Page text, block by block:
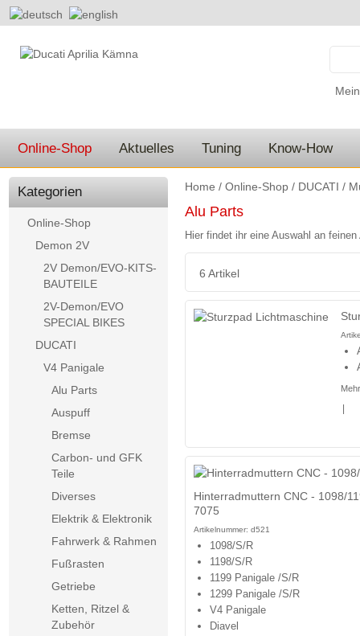
Online-Shop Aktuelles Tuning Know-How
Home / Online-Shop / DUCATI /
Alu Parts
Hier findet ihr eine Auswahl an
6 Artikel
Hinterradmuttern CNC - 1098/
7075
Artikelnummer: d521
1098/S/R
1198/S/R
1199 Panigale /S/R
1299 Panigale /S/R
V4 Panigale
Diavel
Kategorien
Online-Shop
Demon 2V
2V Demon/EVO-KITS-
BAUTEILE
2V-Demon/EVO
SPECIAL BIKES
DUCATI
V4 Panigale
Alu Parts
Auspuff
Bremse
Carbon- und GFK
Teile
Diverses
Elektrik & Elektronik
Fahrwerk & Rahmen
Fußrasten
Getriebe
Ketten, Ritzel &
Zubehör